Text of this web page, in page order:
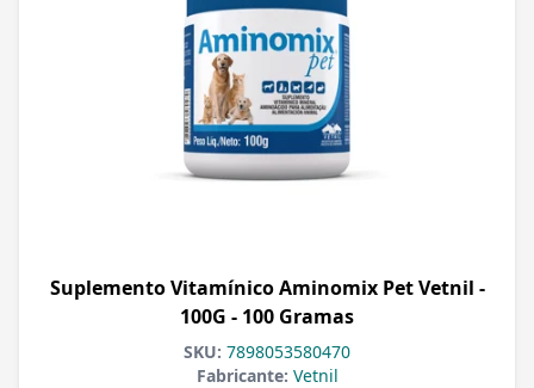
Suplemento Vitamínico Aminomix Pet Vetnil -
100G - 100 Gramas
SKU: 7898053580470
Fabricante: Vetnil